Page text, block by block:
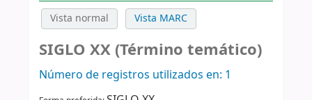
Vista normal Vista MARC
SIGLO XX (Término temático)
Número de registros utilizados en: 1